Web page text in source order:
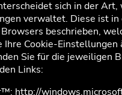
sich in der Art,
verwaltet. Diese ist in
beschrieben,
Cookie-Einstellungen
Sie für die jeweiligen
Links:
http://